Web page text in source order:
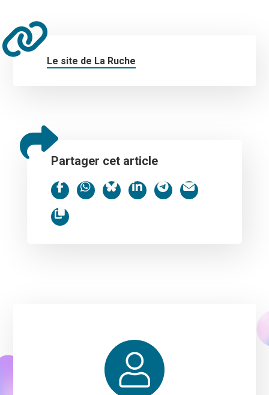
Le site de La Ruche
Partager cet article